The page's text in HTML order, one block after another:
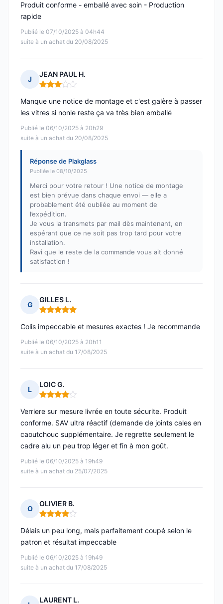
Publié le 07/10/2025 à 04h44
suite à un achat du 20/08/2025
Produit conforme - emballé avec soin - Production
rapide
J
JEAN PAUL H.
Note : 3 sur 5
Publié le 06/10/2025 à 20h29
suite à un achat du 20/08/2025
Manque une notice de montage et c'est galère à passer
les vitres si nonle reste ça va très bien emballé
Réponse de Plakglass
Publiée le 08/10/2025
Merci pour votre retour ! Une notice de montage
est bien prévue dans chaque envoi — elle a
probablement été oubliée au moment de
l’expédition.
Je vous la transmets par mail dès maintenant, en
espérant que ce ne soit pas trop tard pour votre
installation.
Ravi que le reste de la commande vous ait donné
satisfaction !
G
GILLES L.
Note : 5 sur 5
Publié le 06/10/2025 à 20h11
suite à un achat du 17/08/2025
Colis impeccable et mesures exactes ! Je recommande
L
LOIC G.
Note : 4 sur 5
Publié le 06/10/2025 à 19h49
suite à un achat du 25/07/2025
Verriere sur mesure livrée en toute sécurite. Produit
conforme. SAV ultra réactif (demande de joints cales en
caoutchouc supplémentaire. Je regrette seulement le
cadre alu un peu trop léger et fin à mon goût.
O
OLIVIER B.
Note : 4 sur 5
Publié le 06/10/2025 à 19h49
suite à un achat du 17/08/2025
Délais un peu long, mais parfaitement coupé selon le
patron et résultat impeccable
LAURENT L.